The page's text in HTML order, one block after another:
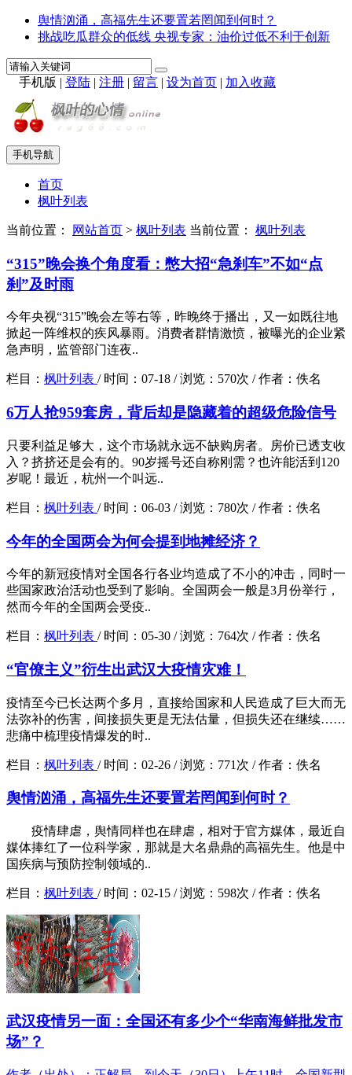
舆情汹涌，高福先生还要置若罔闻到何时？
挑战吃瓜群众的低线 央视专家：油价过低不利于创新
手机版 | 登陆 | 注册 | 留言 | 设为首页 | 加入收藏
手机导航
首页
枫叶列表
当前位置： 网站首页 > 枫叶列表 当前位置： 枫叶列表
“315”晚会换个角度看：憋大招“急刹车”不如“点
刹”及时雨
今年央视“315”晚会左等右等，昨晚终于播出，又一如既往地
掀起一阵维权的疾风暴雨。消费者群情激愤，被曝光的企业紧
急声明，监管部门连夜..
栏目： 枫叶列表 / 时间： 07-18 /浏览： 570次 /作者： 佚名
6万人抢959套房，背后却是隐藏着的超级危险信号
只要利益足够大，这个市场就永远不缺购房者。房价已透支收
入？挤挤还是会有的。90岁摇号还自称刚需？也许能活到120
岁呢！最近，杭州一个叫远..
栏目： 枫叶列表 / 时间： 06-03 /浏览： 780次 /作者： 佚名
今年的全国两会为何会提到地摊经济？
今年的新冠疫情对全国各行各业均造成了不小的冲击，同时一
些国家政治活动也受到了影响。全国两会一般是3月份举行，
然而今年的全国两会受疫..
栏目： 枫叶列表 / 时间： 05-30 /浏览： 764次 /作者： 佚名
“官僚主义”衍生出武汉大疫情灾难！
疫情至今已长达两个多月，直接给国家和人民造成了巨大而无
法弥补的伤害，间接损失更是无法估量，但损失还在继续……
悲痛中梳理疫情爆发的时..
栏目： 枫叶列表 / 时间： 02-26 /浏览： 771次 /作者： 佚名
舆情汹涌，高福先生还要置若罔闻到何时？
疫情肆虐，舆情同样也在肆虐，相对于官方媒体，最近自
媒体捧红了一位科学家，那就是大名鼎鼎的高福先生。他是中
国疾病与预防控制领域的..
栏目： 枫叶列表 / 时间： 02-15 /浏览： 598次 /作者： 佚名
武汉疫情另一面：全国还有多少个“华南海鲜批发市
场”？